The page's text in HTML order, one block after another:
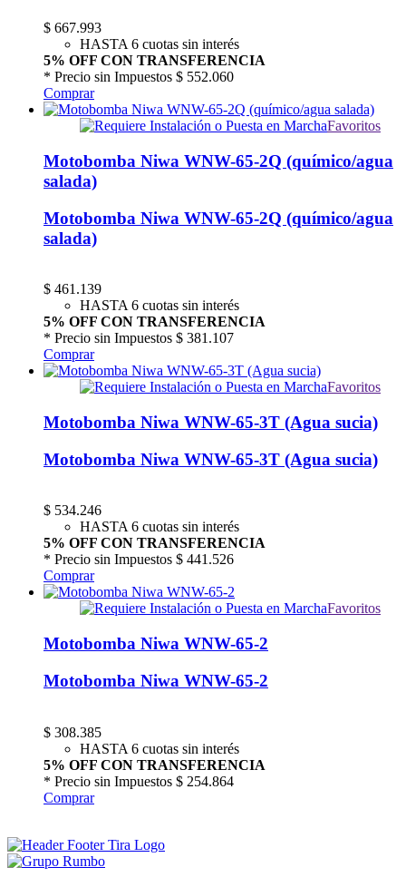
$ 667.993
HASTA 6 cuotas sin interés
5% OFF CON TRANSFERENCIA
* Precio sin Impuestos $ 552.060
Comprar
Favoritos
Motobomba Niwa WNW-65-2Q (químico/agua
salada)
Motobomba Niwa WNW-65-2Q (químico/agua
salada)
$ 461.139
HASTA 6 cuotas sin interés
5% OFF CON TRANSFERENCIA
* Precio sin Impuestos $ 381.107
Comprar
Favoritos
Motobomba Niwa WNW-65-3T (Agua sucia)
Motobomba Niwa WNW-65-3T (Agua sucia)
$ 534.246
HASTA 6 cuotas sin interés
5% OFF CON TRANSFERENCIA
* Precio sin Impuestos $ 441.526
Comprar
Favoritos
Motobomba Niwa WNW-65-2
Motobomba Niwa WNW-65-2
$ 308.385
HASTA 6 cuotas sin interés
5% OFF CON TRANSFERENCIA
* Precio sin Impuestos $ 254.864
Comprar